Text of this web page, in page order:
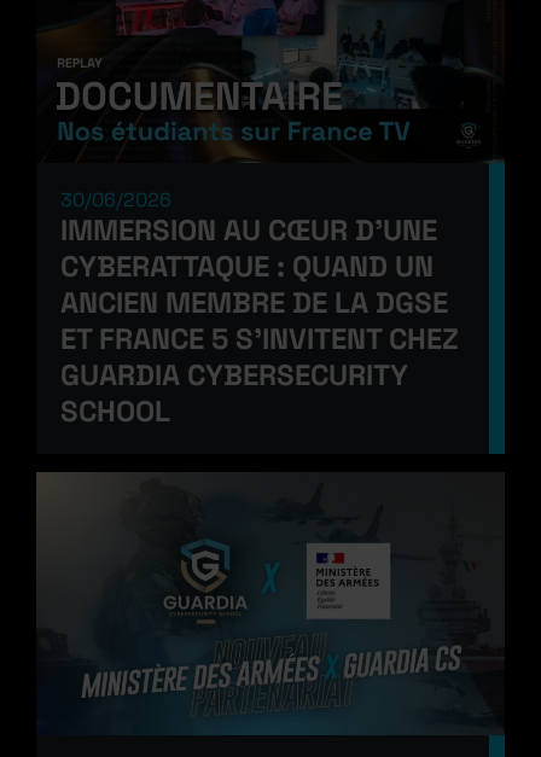
30/06/2026
IMMERSION AU CŒUR D’UNE
CYBERATTAQUE : QUAND UN
ANCIEN MEMBRE DE LA DGSE
ET FRANCE 5 S’INVITENT CHEZ
GUARDIA CYBERSECURITY
SCHOOL